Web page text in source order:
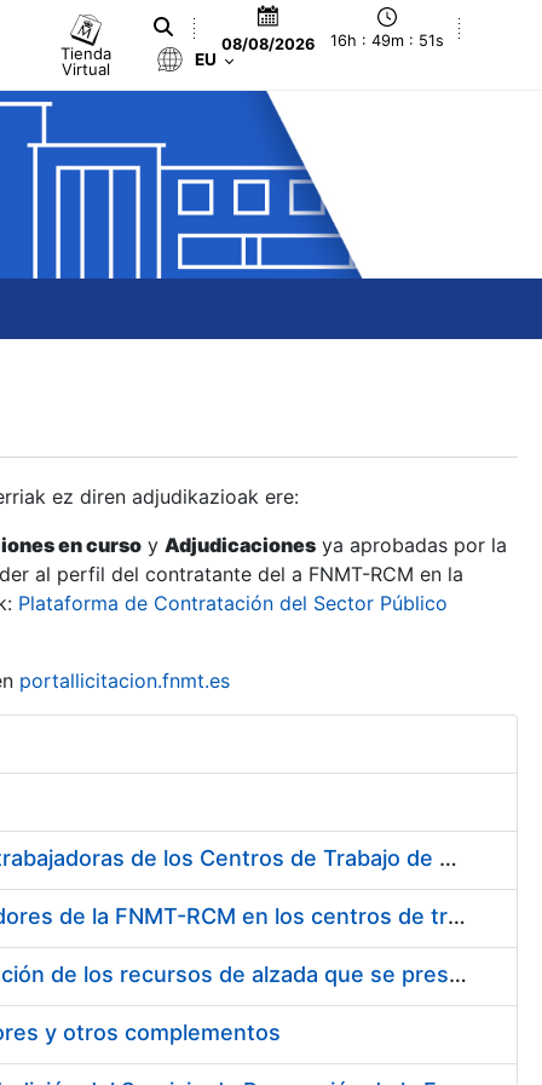
Tienda
Virtual
08/08/2026 16h : 49m : 52s
EU
ez diren adjudikazioak ere:
en curso y Adjudicaciones ya aprobadas por la
al perfil del contratante del a FNMT-RCM en la
Plataforma de Contratación del Sector Público
portallicitacion.fnmt.es
Suministro de Protectores Auditivos a medida para las personas trabajadoras de los Centros de Trabajo de Madrid y Burgos
Suministro de gafas graduadas antiproyecciones para los trabajadores de la FNMT-RCM en los centros de trabajo de Madrid y Burgos
Servicios de una empresa externa para el asesoramiento y resolución de los recursos de alzada que se presentan relacionados con procesos de selección para la FNMT-RCM
y otros complementos